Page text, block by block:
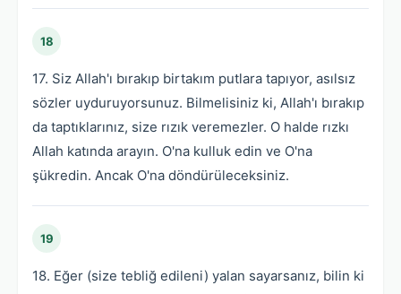
18
17. Siz Allah'ı bırakıp birtakım putlara tapıyor, asılsız
sözler uyduruyorsunuz. Bilmelisiniz ki, Allah'ı bırakıp
da taptıklarınız, size rızık veremezler. O halde rızkı
Allah katında arayın. O'na kulluk edin ve O'na
şükredin. Ancak O'na döndürüleceksiniz.
19
18. Eğer (size tebliğ edileni) yalan sayarsanız, bilin ki